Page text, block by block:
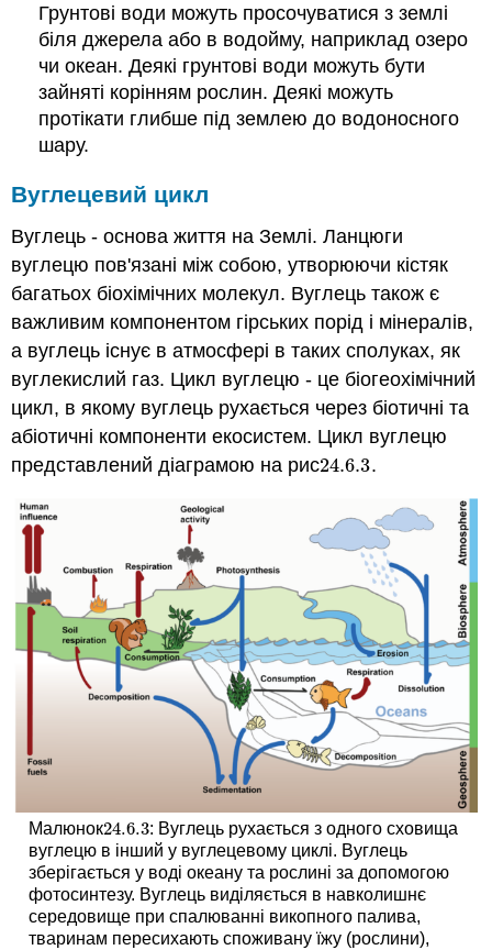
Грунтові води можуть просочуватися з землі
біля джерела або в водойму, наприклад озеро
чи океан. Деякі грунтові води можуть бути
зайняті корінням рослин. Деякі можуть
протікати глибше під землею до водоносного
шару.
Вуглецевий цикл
Вуглець - основа життя на Землі. Ланцюги
вуглецю пов'язані між собою, утворюючи кістяк
багатьох біохімічних молекул. Вуглець також є
важливим компонентом гірських порід і мінералів,
а вуглець існує в атмосфері в таких сполуках, як
вуглекислий газ. Цикл вуглецю - це біогеохімічний
цикл, в якому вуглець рухається через біотичні та
абіотичні компоненти екосистем. Цикл вуглецю
представлений діаграмою на рис24.6.3
24.6.3.
Малюнок24.6.3
24.6.3: Вуглець рухається з одного сховища
вуглецю в інший у вуглецевому циклі. Вуглець
зберігається у воді океану та рослині за допомогою
фотосинтезу. Вуглець виділяється в навколишнє
середовище при спалюванні викопного палива,
тваринам пересихають споживану їжу (рослини),